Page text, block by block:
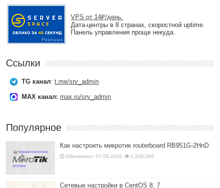
VPS от 14₽/день.
Дата-центры в 8 странах, скоростной uptime.
Панель управления проще некуда.
Ссылки
TG канал:t.me/srv_admin
MAX канал: max.ru/srv_admin
Популярное
Как настроить микротик routerboard RB951G-2HnD
Обновлено: 07.05.2020 1,548,080
Сетевые настройки в CentOS 8, 7